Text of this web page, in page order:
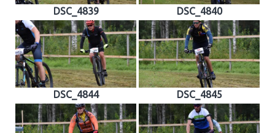
DSC_4839 DSC_4840
DSC_4844 DSC_4845